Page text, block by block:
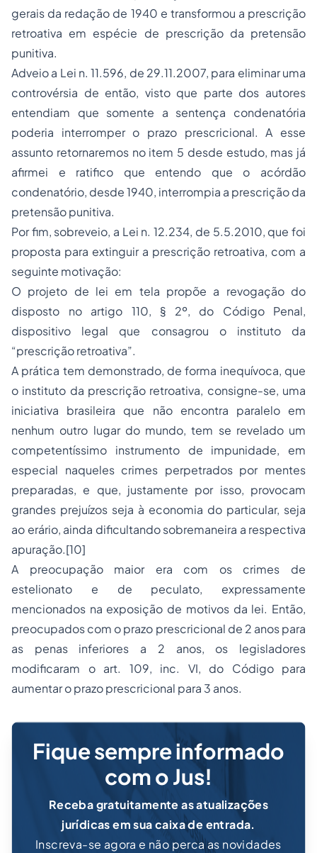
gerais da redação de 1940 e transformou a prescrição
retroativa em espécie de prescrição da pretensão
punitiva.
Adveio a Lei n. 11.596, de 29.11.2007, para eliminar uma
controvérsia de então, visto que parte dos autores
entendiam que somente a sentença condenatória
poderia interromper o prazo prescricional. A esse
assunto retornaremos no item 5 desde estudo, mas já
afirmei e ratifico que entendo que o acórdão
condenatório, desde 1940, interrompia a prescrição da
pretensão punitiva.
Por fim, sobreveio, a Lei n. 12.234, de 5.5.2010, que foi
proposta para extinguir a prescrição retroativa, com a
seguinte motivação:
O projeto de lei em tela propõe a revogação do
disposto no artigo 110, § 2º, do Código Penal,
dispositivo legal que consagrou o instituto da
“prescrição retroativa”.
A prática tem demonstrado, de forma inequívoca, que
o instituto da prescrição retroativa, consigne-se, uma
iniciativa brasileira que não encontra paralelo em
nenhum outro lugar do mundo, tem se revelado um
competentíssimo instrumento de impunidade, em
especial naqueles crimes perpetrados por mentes
preparadas, e que, justamente por isso, provocam
grandes prejuízos seja à economia do particular, seja
ao erário, ainda dificultando sobremaneira a respectiva
apuração.[10]
A preocupação maior era com os crimes de
estelionato e de peculato, expressamente
mencionados na exposição de motivos da lei. Então,
preocupados com o prazo prescricional de 2 anos para
as penas inferiores a 2 anos, os legisladores
modificaram o art. 109, inc. VI, do Código para
aumentar o prazo prescricional para 3 anos.
Fique sempre informado
com o Jus!
Receba gratuitamente as atualizações
jurídicas em sua caixa de entrada.
Inscreva-se agora e não perca as novidades